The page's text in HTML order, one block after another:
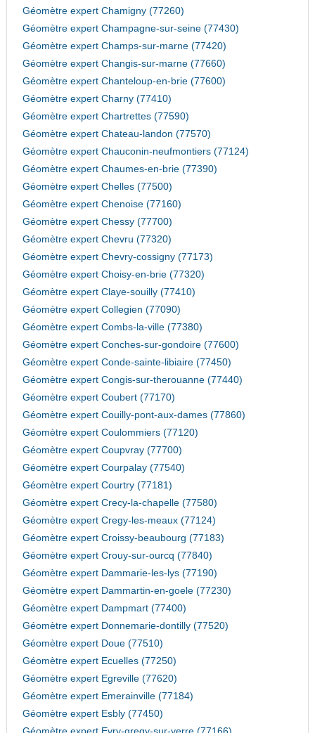
Géomètre expert Chamigny (77260)
Géomètre expert Champagne-sur-seine (77430)
Géomètre expert Champs-sur-marne (77420)
Géomètre expert Changis-sur-marne (77660)
Géomètre expert Chanteloup-en-brie (77600)
Géomètre expert Charny (77410)
Géomètre expert Chartrettes (77590)
Géomètre expert Chateau-landon (77570)
Géomètre expert Chauconin-neufmontiers (77124)
Géomètre expert Chaumes-en-brie (77390)
Géomètre expert Chelles (77500)
Géomètre expert Chenoise (77160)
Géomètre expert Chessy (77700)
Géomètre expert Chevru (77320)
Géomètre expert Chevry-cossigny (77173)
Géomètre expert Choisy-en-brie (77320)
Géomètre expert Claye-souilly (77410)
Géomètre expert Collegien (77090)
Géomètre expert Combs-la-ville (77380)
Géomètre expert Conches-sur-gondoire (77600)
Géomètre expert Conde-sainte-libiaire (77450)
Géomètre expert Congis-sur-therouanne (77440)
Géomètre expert Coubert (77170)
Géomètre expert Couilly-pont-aux-dames (77860)
Géomètre expert Coulommiers (77120)
Géomètre expert Coupvray (77700)
Géomètre expert Courpalay (77540)
Géomètre expert Courtry (77181)
Géomètre expert Crecy-la-chapelle (77580)
Géomètre expert Cregy-les-meaux (77124)
Géomètre expert Croissy-beaubourg (77183)
Géomètre expert Crouy-sur-ourcq (77840)
Géomètre expert Dammarie-les-lys (77190)
Géomètre expert Dammartin-en-goele (77230)
Géomètre expert Dampmart (77400)
Géomètre expert Donnemarie-dontilly (77520)
Géomètre expert Doue (77510)
Géomètre expert Ecuelles (77250)
Géomètre expert Egreville (77620)
Géomètre expert Emerainville (77184)
Géomètre expert Esbly (77450)